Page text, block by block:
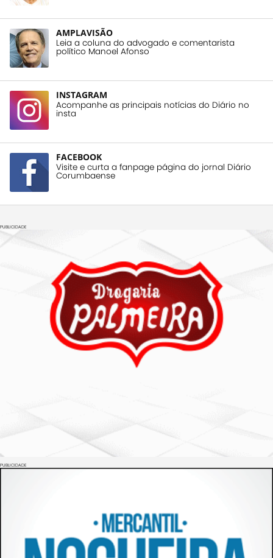
AMPLAVISÃO
Leia a coluna do advogado e comentarista
político Manoel Afonso
INSTAGRAM
Acompanhe as principais notícias do Diário no
insta
FACEBOOK
Visite e curta a fanpage página do jornal Diário
Corumbaense
PUBLICIDADE
PUBLICIDADE